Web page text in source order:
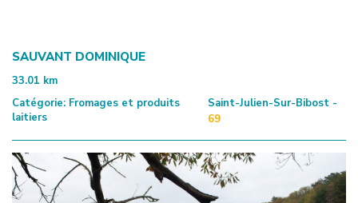
SAUVANT DOMINIQUE
33.01 km
Catégorie: Fromages et produits
laitiers
Saint-Julien-Sur-Bibost -
69